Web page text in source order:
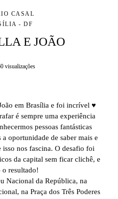
CASAL
- DF
E JOÃO
visualizações
em Brasília e foi incrível ♥
é sempre uma experiência
pessoas fantásticas
a oportunidade de saber mais e
nos fascina. O desafio foi
da capital sem ficar clichê, e
o resultado!
Nacional da República, na
na Praça dos Três Poderes